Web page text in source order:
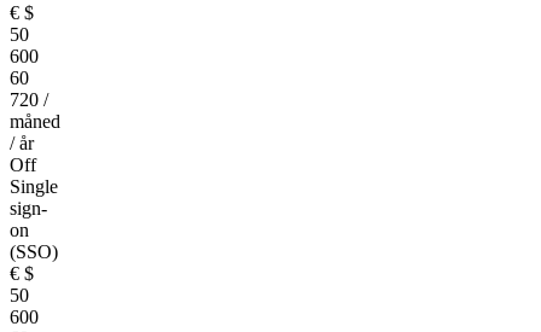
€ $
50
600
60
720 /
måned
/ år
Off
Single
sign-
on
(SSO)
€ $
50
600